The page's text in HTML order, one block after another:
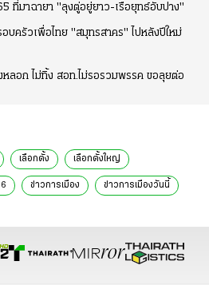
ที่มาฉายา "ลุงตู่อยู่ยาว-เรือยุทธ์อับปาง"
บครัวเพื่อไทย "สมุทรสาคร" ไปหลังปีใหม่
หลอก ไม่ทิ้ง สอท.ไม่รอรวมพรรค ขอลุยต่อ
เลือกตั้ง เลือกตั้งใหญ่
ข่าวการเมือง ข่าวการเมืองวันนี้
ประชารัฐ ศรีสุวรณ จรรยา